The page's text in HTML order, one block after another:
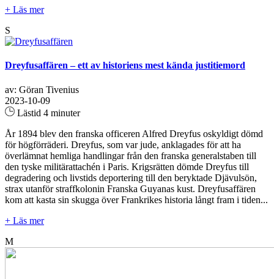
+ Läs mer
S
Dreyfusaffären – ett av historiens mest kända justitiemord
av: Göran Tivenius
2023-10-09
Lästid 4 minuter
År 1894 blev den franska officeren Alfred Dreyfus oskyldigt dömd
för högförräderi. Dreyfus, som var jude, anklagades för att ha
överlämnat hemliga handlingar från den franska generalstaben till
den tyske militärattachén i Paris. Krigsrätten dömde Dreyfus till
degradering och livstids deportering till den beryktade Djävulsön,
strax utanför straffkolonin Franska Guyanas kust. Dreyfusaffären
kom att kasta sin skugga över Frankrikes historia långt fram i tiden...
+ Läs mer
M